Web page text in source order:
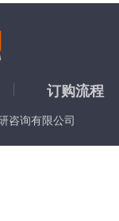
订购流程
询有限公司